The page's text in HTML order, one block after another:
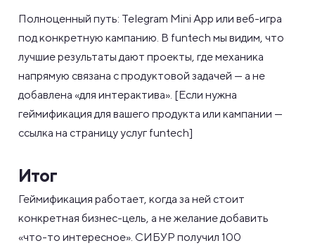
Полноценный путь: Telegram Mini App или веб-игра
под конкретную кампанию. В funtech мы видим, что
лучшие результаты дают проекты, где механика
напрямую связана с продуктовой задачей — а не
добавлена «для интерактива». [Если нужна
геймификация для вашего продукта или кампании —
ссылка на страницу услуг funtech]
Итог
Геймификация работает, когда за ней стоит
конкретная бизнес-цель, а не желание добавить
«что-то интересное». СИБУР получил 100